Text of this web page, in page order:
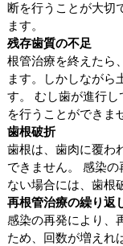
断を行うことが大切
ます。
残存歯質の不足
根管治療を終えたら
ます。しかしながら
す。 むし歯が進行
を行うことができま
歯根破折
歯根は、歯肉に覆わ
できません。 感染
ない場合には、歯根
再根管治療の繰り返
感染の再発により、
ため、回数が増えれ